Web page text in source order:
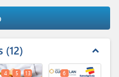
12 expand_less
4 5
13
6